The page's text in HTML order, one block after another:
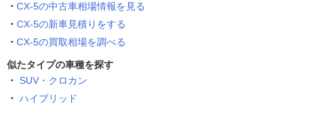
CX-5の中古車相場情報を見る
CX-5の新車見積りをする
CX-5の買取相場を調べる
似たタイプの車種を探す
SUV・クロカン
ハイブリッド